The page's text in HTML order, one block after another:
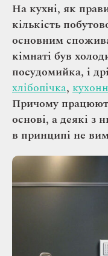
На кухні, як
кількість
основним
кімнаті був
посудомийка, і
хлібопічка,
Причому
основі, а деякі з
в принципі не